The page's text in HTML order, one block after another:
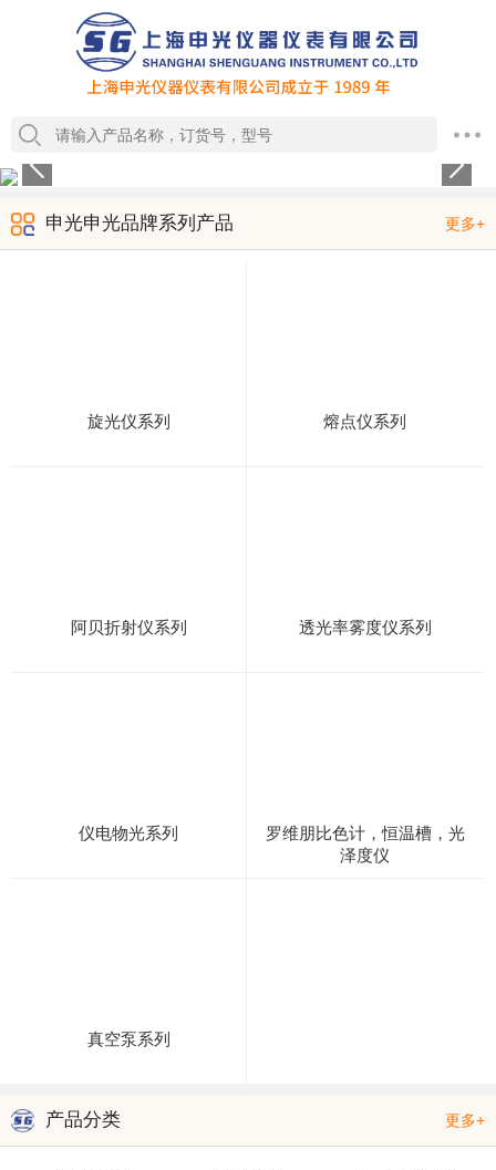
申光申光品牌系列产品 更多+
旋光仪系列 熔点仪系列
阿贝折射仪系列 透光率雾度仪系列
仪电物光系列
罗维朋比色计，恒温槽，光
泽度仪
真空泵系列
产品分类 更多+